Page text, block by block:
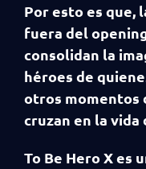
Por esto es que,
fuera del
consolidan la
héroes de
otros momentos
cruzan en la vida
To Be Hero X es